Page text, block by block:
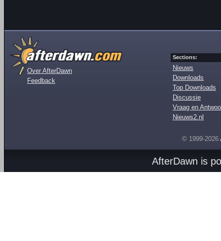
Over AfterDawn
Feedback
Sections:
Nieuws
Downloads
Top Downloads
Discussie
Vraag en
Nieuws2.nl
© 1999-2026
AfterDawn is